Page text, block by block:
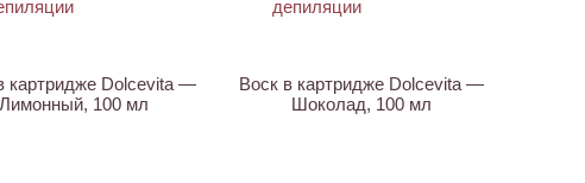
картридже Dolcevita —
Лимонный, 100 мл
Воск в картридже Dolcevita —
Шоколад, 100 мл